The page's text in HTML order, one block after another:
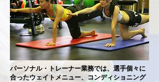
パーソナル・トレーナー業務では、選手個々に
合ったウェイトメニュー、コンディショニング